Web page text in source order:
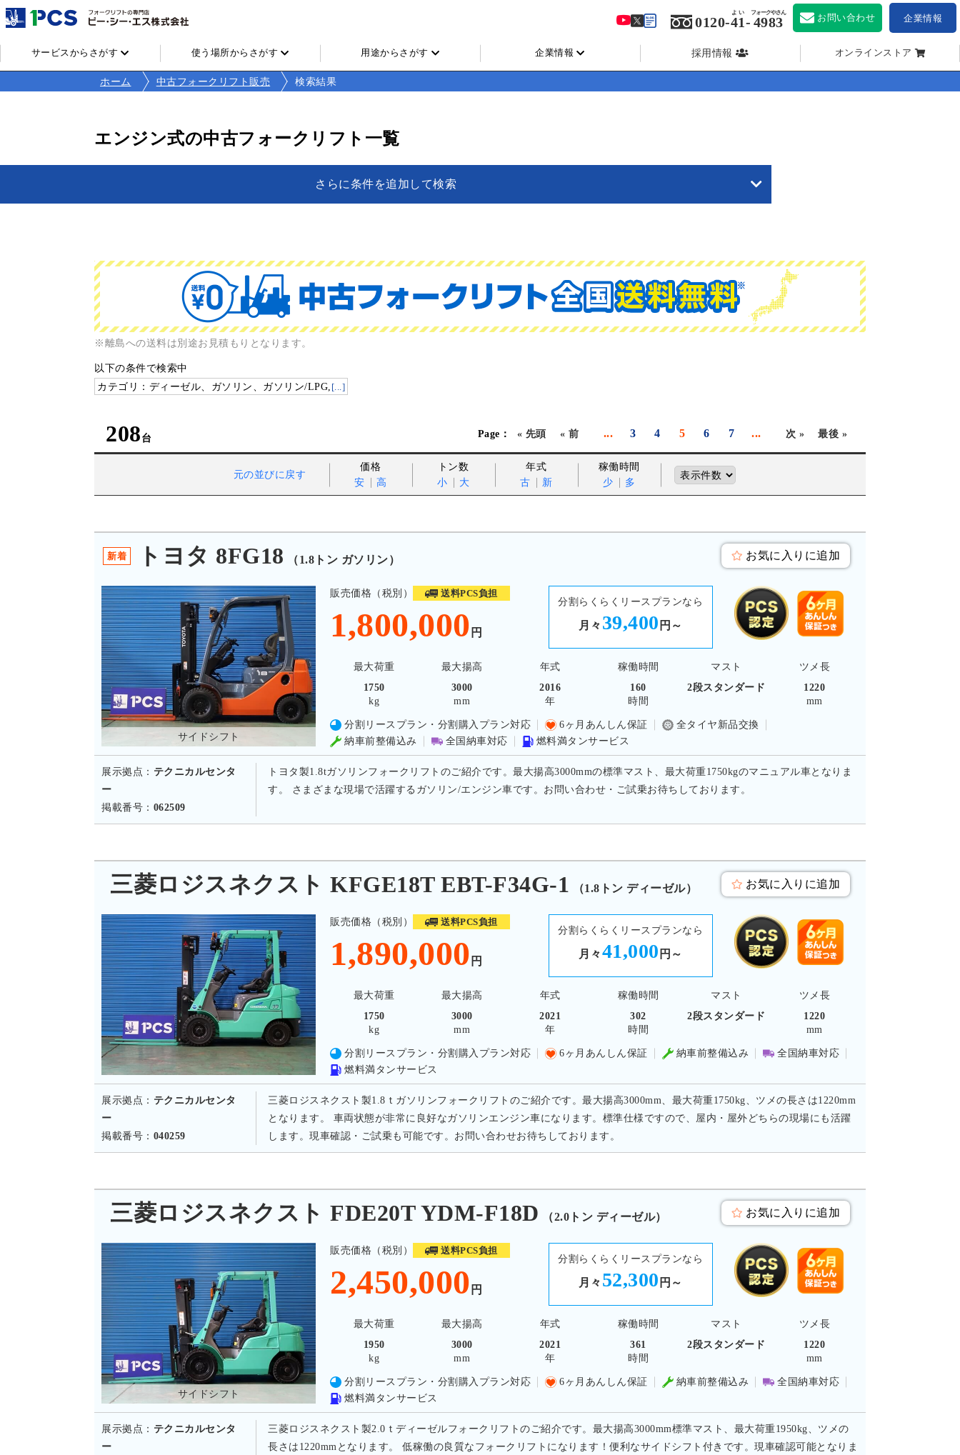
サービスからさがす 使う場所からさがす 用途からさがす 企業情報 採用情報 オンラインストア
0120-41
よい
- 4983
フォークやさん お問い合わせ 企業情報
ホーム 中古フォークリフト販売 検索結果
エンジン式の中古フォークリフト一覧
さらに条件を追加して検索
※離島への送料は別途お見積もりとなります。
以下の条件で検索中
カテゴリ：ディーゼル、ガソリン、ガソリン/LPG, [...]
208 « 先頭 « 前 ... 3 4 5 6 7 ... 次 » 最後 »
元の並びに戻す
価格
安
高
トン数
小
大
年式
古
新
稼働時間
少
多
新着 トヨタ 8FG18 （1.8トン ガソリン） お気に入りに追加
サイドシフト
販売価格（税別） 送料PCS負担
1,800,000 円
分割らくらくリースプランなら
月々 39,400 円～
最大荷重 最大揚高 年式 稼働時間 マスト
ツメ長
1750
kg
3000
mm
2016
年
160
時間
2段スタンダード
1220
mm
分割リースプラン・分割購入プラン対応 6ヶ月あんしん保証
全タイヤ新品交換
納車前整備込み
全国納車対応 燃料満タンサービス
展示拠点： テクニカルセンタ
ー
掲載番号： 062509
トヨタ製1.8tガソリンフォークリフトのご紹介です。最大揚高3000mmの標準マスト、最大荷重1750kgのマニュアル車となりま
す。 さまざまな現場で活躍するガソリン/エンジン車です。お問い合わせ・ご試乗お待ちしております。
三菱ロジスネクスト KFGE18T EBT-F34G-1 （1.8トン ディーゼル） お気に入りに追加
販売価格（税別） 送料PCS負担
1,890,000 円
分割らくらくリースプランなら
月々41,000 円～
最大荷重 最大揚高 年式 稼働時間 マスト
ツメ長
1750
kg
3000
mm
2021
年
302
時間
2段スタンダード
1220
mm
分割リースプラン・分割購入プラン対応 6ヶ月あんしん保証 納車前整備込み
全国納車対応
燃料満タンサービス
展示拠点： テクニカルセンタ
ー
掲載番号： 040259
三菱ロジスネクスト製1.8ｔガソリンフォークリフトのご紹介です。最大揚高3000mm、最大荷重1750kg、ツメの長さは1220mm
となります。 車両状態が非常に良好なガソリンエンジン車になります。標準仕様ですので、屋内・屋外どちらの現場にも活躍
します。現車確認・ご試乗も可能です。お問い合わせお待ちしております。
三菱ロジスネクスト FDE20T YDM-F18D （2.0トン ディーゼル） お気に入りに追加
サイドシフト
販売価格（税別） 送料PCS負担
2,450,000 円
分割らくらくリースプランなら
月々 52,300 円～
最大荷重 最大揚高 年式 稼働時間 マスト
ツメ長
1950
kg
3000
mm
2021
年
361
時間
2段スタンダード
1220
mm
分割リースプラン・分割購入プラン対応 6ヶ月あんしん保証 納車前整備込み
全国納車対応
燃料満タンサービス
展示拠点： テクニカルセンタ
ー
三菱ロジスネクスト製2.0ｔディーゼルフォークリフトのご紹介です。最大揚高3000mm標準マスト、最大荷重1950kg、ツメの
長さは1220mmとなります。 低稼働の良質なフォークリフトになります！便利なサイドシフト付きです。現車確認可能となりま